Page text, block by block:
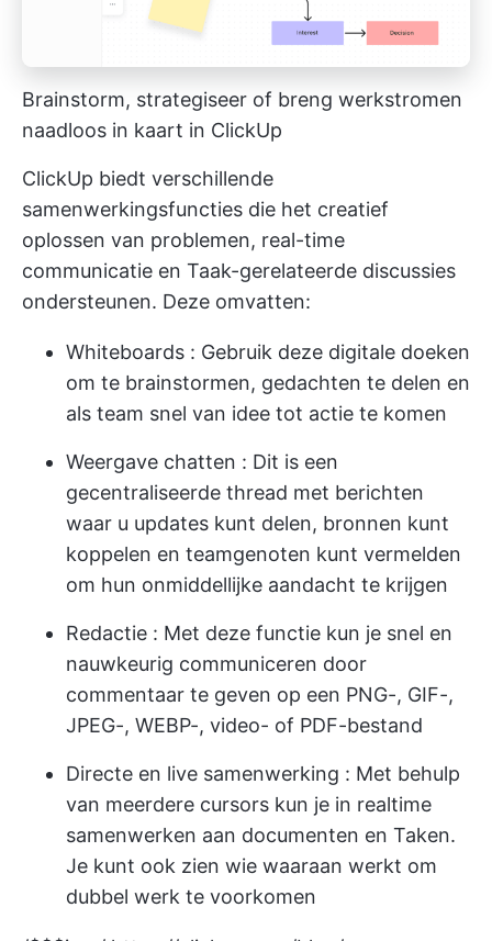
Brainstorm, strategiseer of breng werkstromen
naadloos in kaart in ClickUp
ClickUp biedt verschillende
samenwerkingsfuncties die het creatief
oplossen van problemen, real-time
communicatie en Taak-gerelateerde discussies
ondersteunen. Deze omvatten:
Whiteboards : Gebruik deze digitale doeken
om te brainstormen, gedachten te delen en
als team snel van idee tot actie te komen
Weergave chatten : Dit is een
gecentraliseerde thread met berichten
waar u updates kunt delen, bronnen kunt
koppelen en teamgenoten kunt vermelden
om hun onmiddellijke aandacht te krijgen
Redactie : Met deze functie kun je snel en
nauwkeurig communiceren door
commentaar te geven op een PNG-, GIF-,
JPEG-, WEBP-, video- of PDF-bestand
Directe en live samenwerking : Met behulp
van meerdere cursors kun je in realtime
samenwerken aan documenten en Taken.
Je kunt ook zien wie waaraan werkt om
dubbel werk te voorkomen